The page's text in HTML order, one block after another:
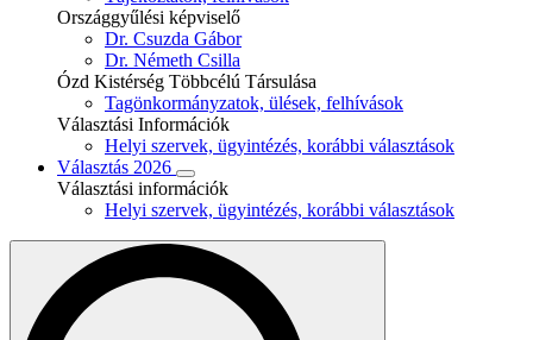
Országgyűlési képviselő
Dr. Csuzda Gábor
Dr. Németh Csilla
Ózd Kistérség Többcélú Társulása
Tagönkormányzatok, ülések, felhívások
Választási Információk
Helyi szervek, ügyintézés, korábbi választások
Választás 2026
Választási információk
Helyi szervek, ügyintézés, korábbi választások